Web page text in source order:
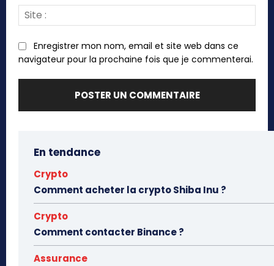
:
Enregistrer mon nom, email et site web dans ce
navigateur pour la prochaine fois que je commenterai.
En tendance
Crypto
Comment acheter la crypto Shiba Inu ?
Crypto
Comment contacter Binance ?
Assurance